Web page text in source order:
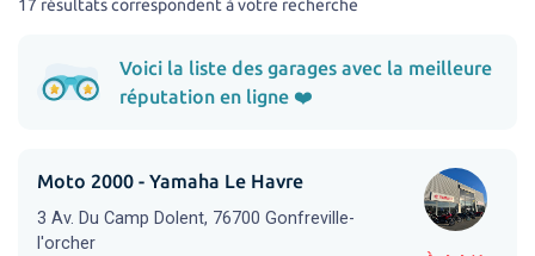
17 résultats correspondent à votre recherche
Voici la liste des garages avec la meilleure
réputation en ligne ❤️
Moto 2000 - Yamaha Le Havre
3 Av. Du Camp Dolent, 76700 Gonfreville-
l'orcher